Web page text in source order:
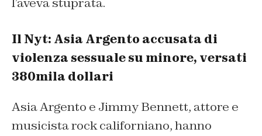
Il Nyt: Asia Argento accusata di
violenza sessuale su minore, versati
380mila dollari
Asia Argento e Jimmy Bennett, attore e
musicista rock californiano, hanno